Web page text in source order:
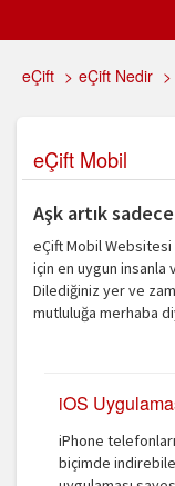
eÇift > eÇift Nedir >
eÇift Mobil
Aşk artık
eÇift Mobil Websitesi
için en uygun insanla
Dilediğiniz yer ve
mutluluğa merhaba
iOS
iPhone
biçimde